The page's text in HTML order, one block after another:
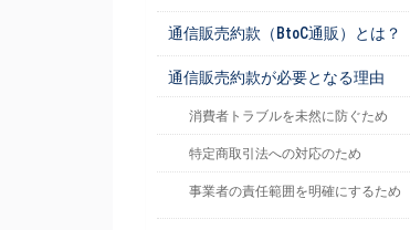
通信販売約款（BtoC通販）とは？
通信販売約款が必要となる理由
消費者トラブルを未然に防ぐため
特定商取引法への対応のため
事業者の責任範囲を明確にするため